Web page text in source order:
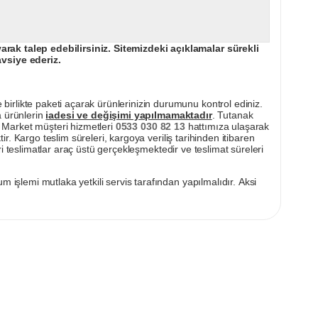
talep edebilirsiniz. Sitemizdeki açıklamalar sürekli
ederiz.
paketi açarak ürünlerinizin durumunu kontrol ediniz.
ürünlerin iadesi ve değişimi yapılmamaktadır. Tutanak
Market müşteri hizmetleri 0533 030 82 13hattımıza ulaşarak
Kargo teslim süreleri, kargoya veriliş tarihinden itibaren
teslimatlar araç üstü gerçekleşmektedir ve teslimat süreleri
işlemi mutlaka yetkili servis tarafından yapılmalıdır. Aksi